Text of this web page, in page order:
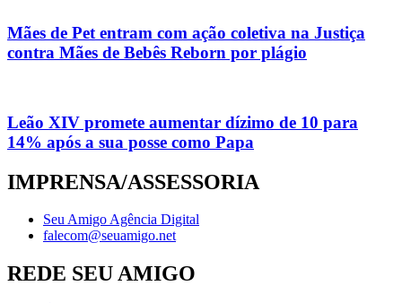
Mães de Pet entram com ação coletiva na Justiça
contra Mães de Bebês Reborn por plágio
Leão XIV promete aumentar dízimo de 10 para
14% após a sua posse como Papa
IMPRENSA/ASSESSORIA
Seu Amigo Agência Digital
falecom@seuamigo.net
REDE SEU AMIGO